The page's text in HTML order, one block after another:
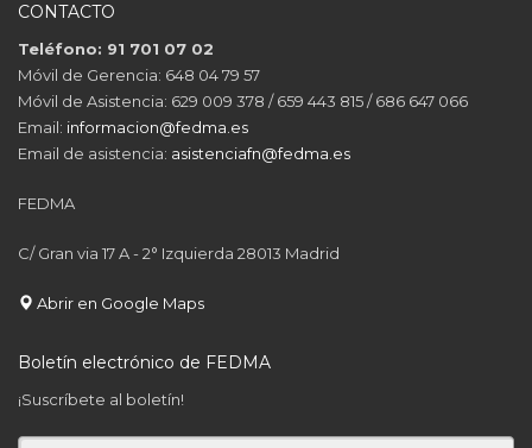
CONTACTO
Teléfono: 91 701 07 02
Móvil de Gerencia: 648 04 79 57
Móvil de Asistencia: 629 009 378 / 659 443 815 / 686 647 066
Email: informacion@fedma.es
Email de asistencia: asistenciafn@fedma.es
FEDMA
C/ Gran via 17 A - 2° Izquierda 28013 Madrid
Abrir en Google Maps
Boletín electrónico de FEDMA
¡Suscríbete al boletín!